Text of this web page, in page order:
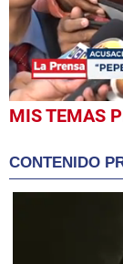
0
seconds
minute,
28
seconds
MIS TEMAS
CONTENIDO